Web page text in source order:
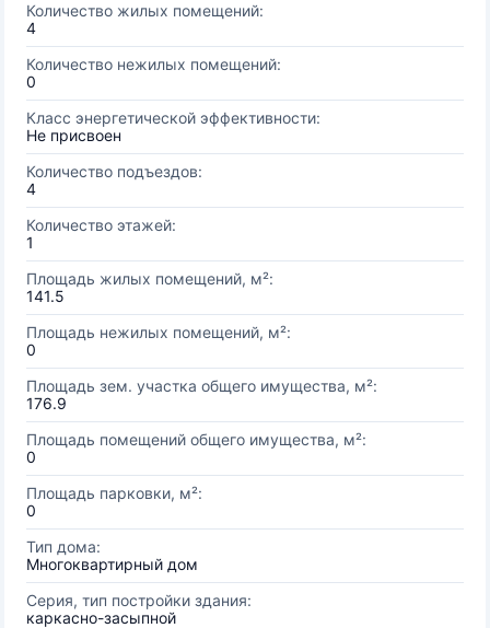
Количество жилых помещений:
4
Количество нежилых помещений:
0
Класс энергетической эффективности:
Не присвоен
Количество подъездов:
4
Количество этажей:
1
Площадь жилых помещений, м²:
141.5
Площадь нежилых помещений, м²:
0
Площадь зем. участка общего имущества, м²:
176.9
Площадь помещений общего имущества, м²:
0
Площадь парковки, м²:
0
Тип дома:
Многоквартирный дом
Серия, тип постройки здания:
каркасно-засыпной